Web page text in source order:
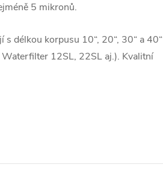
5 mikronů.
délkou korpusu 10“, 20“, 30“ a 40“
12SL, 22SL aj.). Kvalitní